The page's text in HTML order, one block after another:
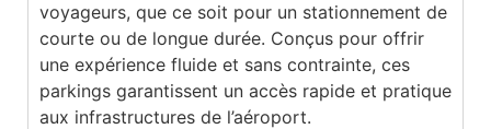
voyageurs, que ce soit pour un stationnement de
courte ou de longue durée. Conçus pour offrir
une expérience fluide et sans contrainte, ces
parkings garantissent un accès rapide et pratique
aux infrastructures de l’aéroport.